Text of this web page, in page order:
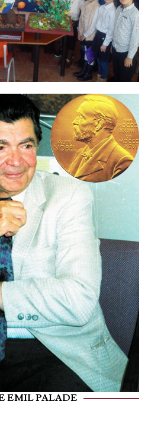
EMIL PALADE